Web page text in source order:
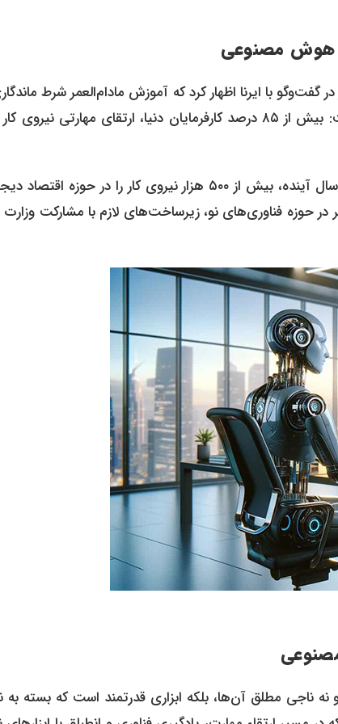
هوش مصنوعی
با ایرنا اظهار کرد که آموزش مادام‌العمر شرط
دنیای شغلی فرداست. وی با اشاره به بیانیه اخیر بریکس بیان داشت: بیش از ۸۵ درصد کارفرمایان دنیا، ارتقای مهارتی
وی همچنین اعلام کرد که این سازمان هدف‌گذاری کرده تا طی پنج سال آینده، بیش از ۵۰۰ هزار نیروی کار را در حوزه
حوزه فناوری‌های نو، زیرساخت‌های لازم با مشارکت
ناجی مطلق آن‌ها، بلکه ابزاری قدرتمند است که بسته به